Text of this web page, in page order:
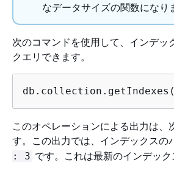
なデータサイズの関数になり
次のコマンドを使用して、インデッ
クエリできます。
このオペレーションによる出力は、
す。この出力では、インデックスの
: 3 です。これは最新のインデック